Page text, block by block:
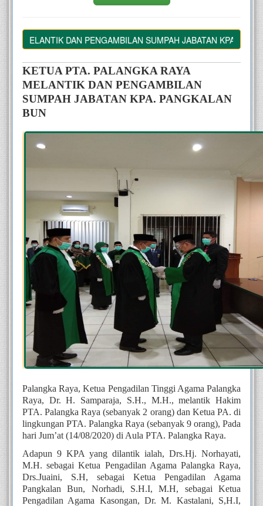
MELANTIK DAN PENGAMBILAN SUMPAH JABATAN KPA.
KETUA PTA. PALANGKA RAYA
MELANTIK DAN PENGAMBILAN
SUMPAH JABATAN KPA. PANGKALAN
BUN
Palangka Raya, Ketua Pengadilan Tinggi Agama Palangka
Raya, Dr. H. Samparaja, S.H., M.H., melantik Hakim
PTA. Palangka Raya (sebanyak 2 orang) dan Ketua PA. di
lingkungan PTA. Palangka Raya (sebanyak 9 orang), Pada
hari Jum’at (14/08/2020) di Aula PTA. Palangka Raya.
Adapun 9 KPA yang dilantik ialah, Drs.Hj. Norhayati,
M.H. sebagai Ketua Pengadilan Agama Palangka Raya,
Drs.Juaini, S.H, sebagai Ketua Pengadilan Agama
Pangkalan Bun, Norhadi, S.H.I, M.H, sebagai Ketua
Pengadilan Agama Kasongan, Dr. M. Kastalani, S,H.I,